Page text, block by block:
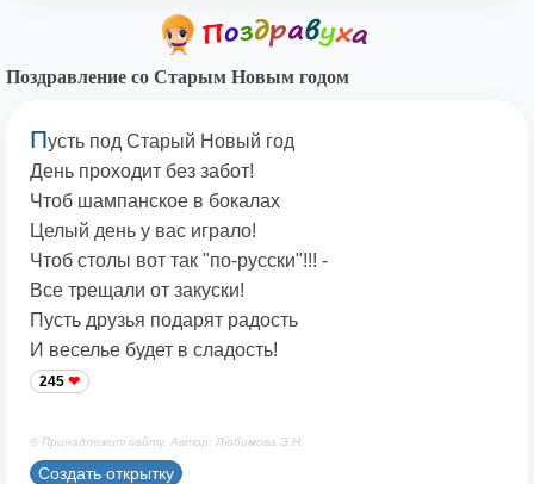
Поздравление со Старым Новым годом
Пусть под Старый Новый год
День проходит без забот!
Чтоб шампанское в бокалах
Целый день у вас играло!
Чтоб столы вот так "по-русски"!!! -
Все трещали от закуски!
Пусть друзья подарят радость
И веселье будет в сладость!
245
© Принадлежит сайту. Автор: Любимова Э.Н.
Создать открытку